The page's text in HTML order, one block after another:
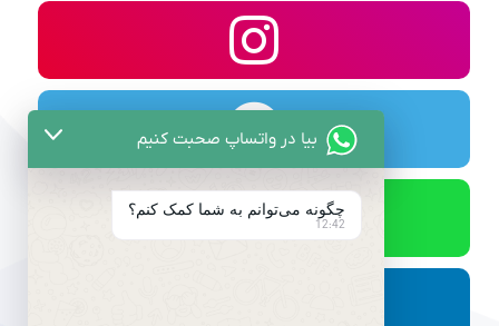
بیا در واتساپ صحبت کنیم
چگونه می‌توانم به شما کمک کنم؟
12:42